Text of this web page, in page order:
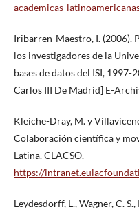
academicas-
Iribarren-Maestro, I. (2006).
los investigadores de la
bases de datos del ISI,
Carlos III De Madrid] E-
Kleiche-Dray, M. y
Colaboración científica y
Latina. CLACSO.
https://
Leydesdorff, L., Wagner, C.